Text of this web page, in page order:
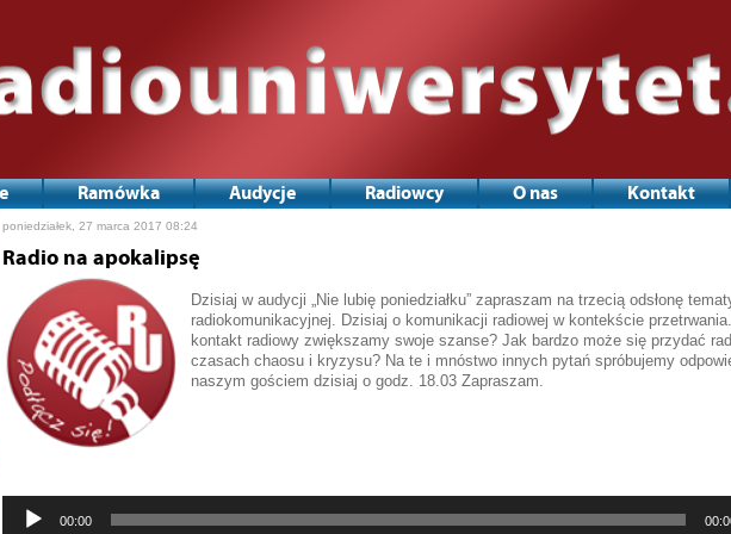
Ramówka Audycje Radiowcy O nas Kontakt
poniedziałek, 27 marca 2017 08:24
Radio na apokalipsę
Dzisiaj w audycji „Nie lubię poniedziałku” zapraszam na trzecią odsłonę
radiokomunikacyjnej. Dzisiaj o komunikacji radiowej w kontekście
kontakt radiowy zwiększamy swoje szanse? Jak bardzo może się przydać
czasach chaosu i kryzysu? Na te i mnóstwo innych pytań spróbujemy
naszym gościem dzisiaj o godz. 18.03 Zapraszam.
00:00